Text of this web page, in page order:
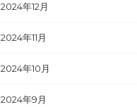
2024年12月
2024年11月
2024年10月
2024年9月